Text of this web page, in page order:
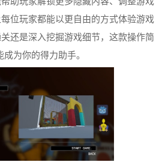
位玩家都能以更自由的方式体验游戏
还是深入挖掘游戏细节，这款操作简
为你的得力助手。